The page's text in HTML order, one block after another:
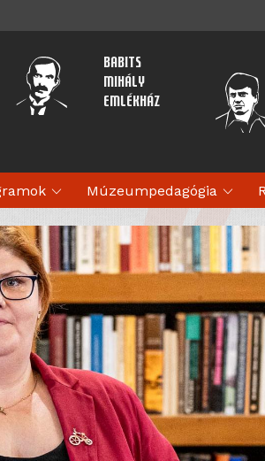
Babits
Mihály
Emlékház
expand_more Múzeumpedagógia expand_more